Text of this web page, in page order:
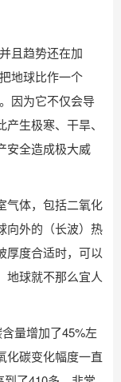
且趋势还在加
地球比作一个
因为它不仅会导
生极寒、干旱、
安全造成极大威
气体，包括二氧化
向外的（长波）热
厚度合适时，可以
地球就不那么宜人
量增加了45%左
化碳变化幅度一直